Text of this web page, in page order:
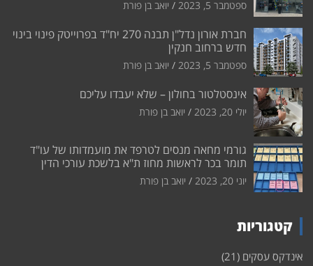
ספטמבר 5, 2023 יואב בן פורת
חברת אורון נדל"ן תבנה 270 יח"ד בפרוייטק פינוי בינוי
חדש ברחוב חנקין
ספטמבר 5, 2023 יואב בן פורת
אינסטלטור בחולון – שלא יעבדו עליכם
יולי 20, 2023 יואב בן פורת
גורמי מחאה מנסים לטרפד את מועמדותו של עו"ד
תומר בכר לראשות מחוז ת"א בלשכת עורכי הדין
יוני 20, 2023 יואב בן פורת
קטגוריות
אינדקס עסקים (21)